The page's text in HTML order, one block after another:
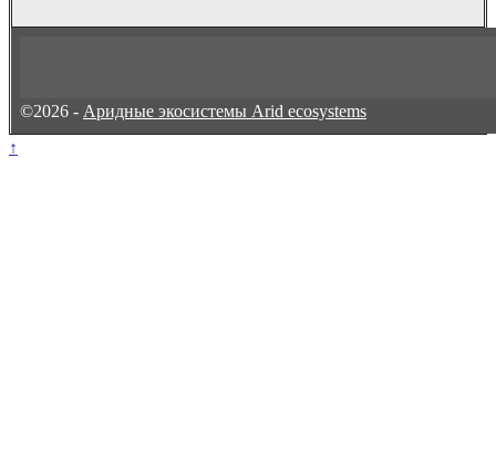
©2026 - Аридные экосистемы Arid ecosystems
↑